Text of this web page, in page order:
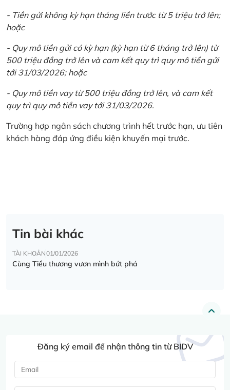
- Tiền gửi không kỳ hạn tháng liền trước từ 5 triệu trở lên;
hoặc
- Quy mô tiền gửi có kỳ hạn (kỳ hạn từ 6 tháng trở lên) từ
500 triệu đồng trở lên và cam kết quy trì quy mô tiền gửi
tới 31/03/2026; hoặc
- Quy mô tiền vay từ 500 triệu đồng trở lên, và cam kết
quy trì quy mô tiền vay tới 31/03/2026.
Trường hợp ngân sách chương trình hết trước hạn, ưu tiên
khách hàng đáp ứng điều kiện khuyến mại trước.
Tin bài khác
TÀI KHOẢN01/01/2026
Cùng Tiểu thương vươn mình bứt phá
Đăng ký email để nhận thông tin từ BIDV